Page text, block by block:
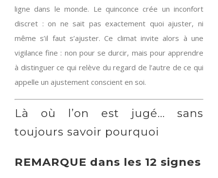
ligne dans le monde. Le quinconce crée un inconfort
discret : on ne sait pas exactement quoi ajuster, ni
même s’il faut s’ajuster. Ce climat invite alors à une
vigilance fine : non pour se durcir, mais pour apprendre
à distinguer ce qui relève du regard de l’autre de ce qui
appelle un ajustement conscient en soi.
Là où l’on est jugé… sans
toujours savoir pourquoi
REMARQUE dans les 12 signes